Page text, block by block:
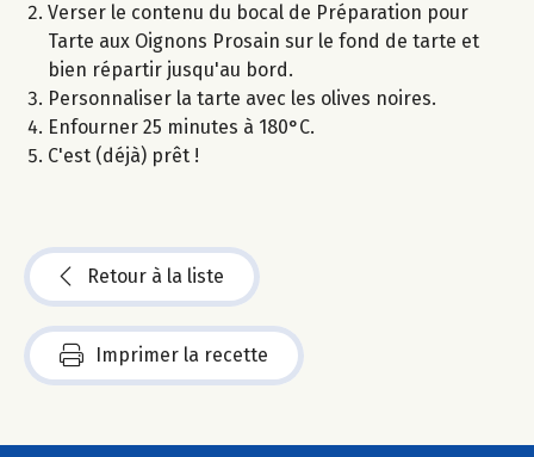
Verser le contenu du bocal de Préparation pour
Tarte aux Oignons Prosain sur le fond de tarte et
bien répartir jusqu'au bord.
Personnaliser la tarte avec les olives noires.
Enfourner 25 minutes à 180°C.
C'est (déjà) prêt !
Retour à la liste
Imprimer la recette